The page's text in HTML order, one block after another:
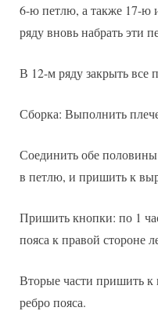
6-ю петлю, а также 17-
ряду вновь набрать эти
В 12-м ряду закрыть все
Сборка: Выполнить
Соединить обе
в петлю, и пришить к
Пришить кнопки: по 1
пояса к правой стороне
Вторые части пришить к
ребро пояса.